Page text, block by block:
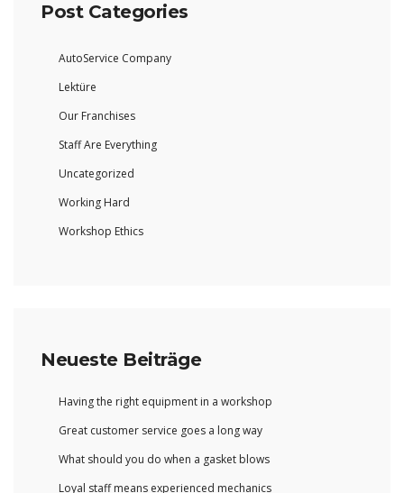
Post Categories
AutoService Company
Lektüre
Our Franchises
Staff Are Everything
Uncategorized
Working Hard
Workshop Ethics
Neueste Beiträge
Having the right equipment in a workshop
Great customer service goes a long way
What should you do when a gasket blows
Loyal staff means experienced mechanics